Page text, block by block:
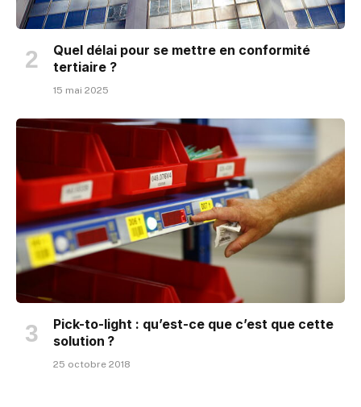
Quel délai pour se mettre en conformité
tertiaire ?
15 mai 2025
Pick-to-light : qu’est-ce que c’est que cette
solution ?
25 octobre 2018